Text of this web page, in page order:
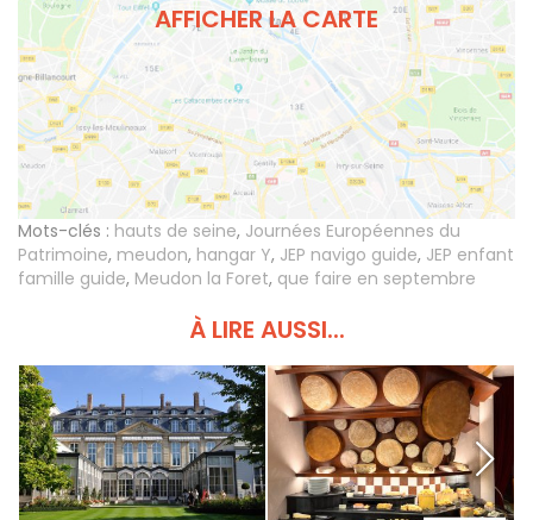
AFFICHER LA CARTE
Mots-clés : hauts de seine, Journées Européennes du
Patrimoine, meudon, hangar Y, JEP navigo guide, JEP enfant
famille guide, Meudon la Foret, que faire en septembre
À LIRE AUSSI...